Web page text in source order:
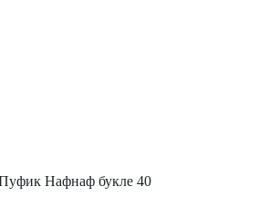
Нафнаф букле 40